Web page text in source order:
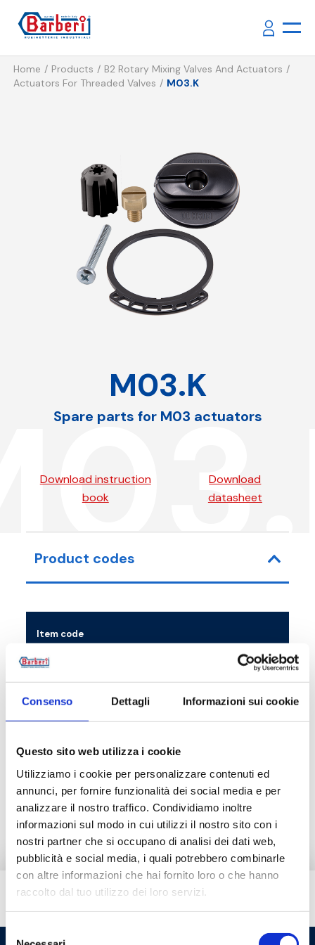
Consenso Dettagli Informazioni sui cookie
Questo sito web utilizza i cookie
Utilizziamo i cookie per personalizzare contenuti ed
annunci, per fornire funzionalità dei social media e per
analizzare il nostro traffico. Condividiamo inoltre
informazioni sul modo in cui utilizzi il nostro sito con i
nostri partner che si occupano di analisi dei dati web,
pubblicità e social media, i quali potrebbero combinarle
con altre informazioni che hai fornito loro o che hanno
raccolto dal tuo utilizzo dei loro servizi.
Selezione
Home Products
B2 Rotary Mixing Valves And Actuators
Actuators For Threaded Valves
M03.K
M03.K
Spare parts for M03 actuators
Download instruction
book
Download
datasheet
Product codes
Item code
M03000000K
Description
Documentation
Do you need help?